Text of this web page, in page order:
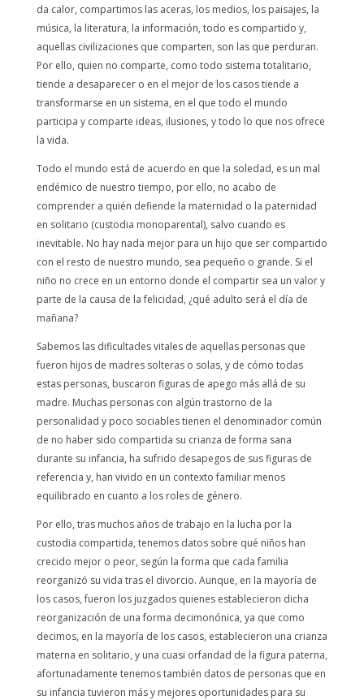
da calor, compartimos las aceras, los medios, los paisajes, la
música, la literatura, la información, todo es compartido y,
aquellas civilizaciones que comparten, son las que perduran.
Por ello, quien no comparte, como todo sistema totalitario,
tiende a desaparecer o en el mejor de los casos tiende a
transformarse en un sistema, en el que todo el mundo
participa y comparte ideas, ilusiones, y todo lo que nos ofrece
la vida.
Todo el mundo está de acuerdo en que la soledad, es un mal
endémico de nuestro tiempo, por ello, no acabo de
comprender a quién defiende la maternidad o la paternidad
en solitario (custodia monoparental), salvo cuando es
inevitable. No hay nada mejor para un hijo que ser compartido
con el resto de nuestro mundo, sea pequeño o grande. Si el
niño no crece en un entorno donde el compartir sea un valor y
parte de la causa de la felicidad, ¿qué adulto será el día de
mañana?
Sabemos las dificultades vitales de aquellas personas que
fueron hijos de madres solteras o solas, y de cómo todas
estas personas, buscaron figuras de apego más allá de su
madre. Muchas personas con algún trastorno de la
personalidad y poco sociables tienen el denominador común
de no haber sido compartida su crianza de forma sana
durante su infancia, ha sufrido desapegos de sus figuras de
referencia y, han vivido en un contexto familiar menos
equilibrado en cuanto a los roles de género.
Por ello, tras muchos años de trabajo en la lucha por la
custodia compartida, tenemos datos sobre qué niños han
crecido mejor o peor, según la forma que cada familia
reorganizó su vida tras el divorcio. Aunque, en la mayoría de
los casos, fueron los juzgados quienes establecieron dicha
reorganización de una forma decimonónica, ya que como
decimos, en la mayoría de los casos, establecieron una crianza
materna en solitario, y una cuasi orfandad de la figura paterna,
afortunadamente tenemos también datos de personas que en
su infancia tuvieron más y mejores oportunidades para su